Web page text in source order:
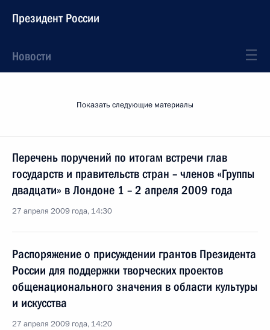
Президент России
Новости
Показать следующие материалы
Перечень поручений по итогам встречи глав
государств и правительств стран – членов «Группы
двадцати» в Лондоне 1 – 2 апреля 2009 года
27 апреля 2009 года, 14:30
Распоряжение о присуждении грантов Президента
России для поддержки творческих проектов
общенационального значения в области культуры
и искусства
27 апреля 2009 года, 14:20